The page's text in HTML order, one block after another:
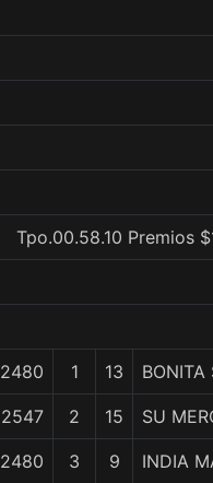
Tpo.00.58.10 Premios
2480 1 13 BONITA
2547 2 15 SU
2480 3 9 INDIA